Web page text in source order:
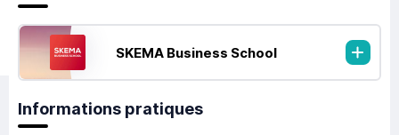
SKEMA Business School
Informations pratiques